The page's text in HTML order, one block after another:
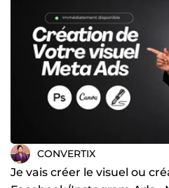
CONVERTIX
Je vais créer le visuel ou